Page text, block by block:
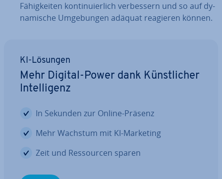
Fä­hig­kei­ten kon­ti­nu­ier­lich ver­bes­sern und so auf dy­
na­mi­sche Um­ge­bun­gen adäquat reagieren können.
KI-Lösungen
Mehr Digital-Power dank Künst­li­cher
In­tel­li­genz
In Sekunden zur Online-Präsenz
Mehr Wachstum mit KI-Marketing
Zeit und Res­sour­cen sparen